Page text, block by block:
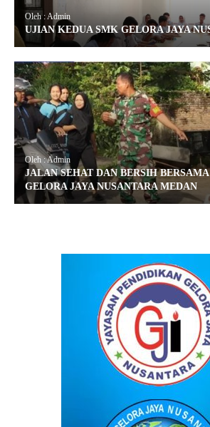
Oleh : Admin
UJIAN KEDUA SMK GELORA JAYA
Oleh : Admin
JALAN SEHAT DAN BERSIH
GELORA JAYA NUSANTARA MEDAN